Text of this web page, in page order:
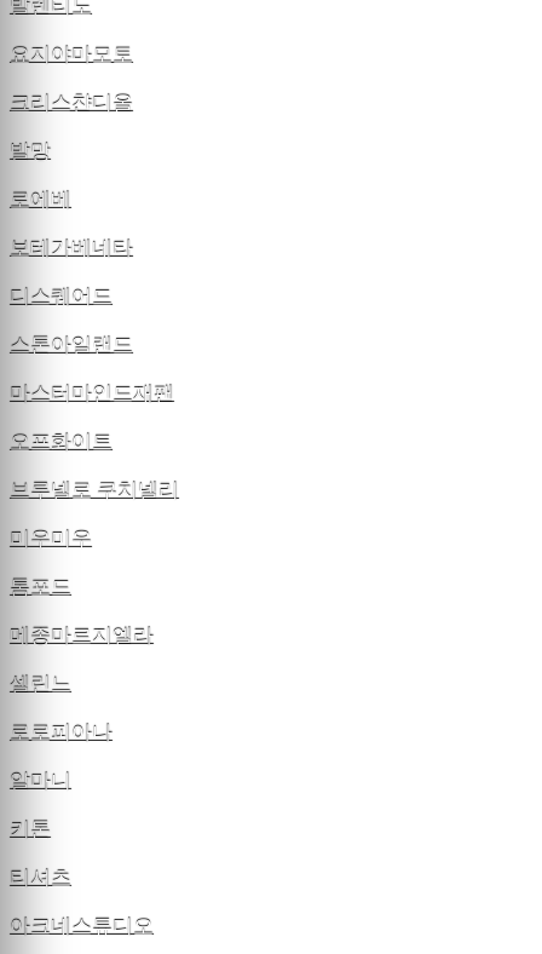
발렌티노
요지야마모토
크리스챤디올
발망
로에베
보테가베네타
디스퀘어드
스톤아일랜드
마스터마인드재팬
오프화이트
브루넬로 쿠치넬리
미우미우
톰포드
메종마르지엘라
셀린느
로로피아나
알마니
키톤
티셔츠
아크네스튜디오